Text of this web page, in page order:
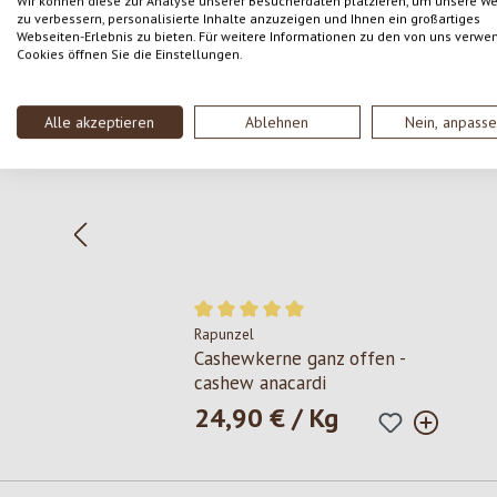
zu verbessern, personalisierte Inhalte anzuzeigen und Ihnen ein großartiges
Webseiten-Erlebnis zu bieten. Für weitere Informationen zu den von uns
Cookies öffnen Sie die Einstellungen.
Alle akzeptieren Ablehnen Nein,
Produktgalerie überspringen
Durchschnittliche Bewertung von 5 von 5
Rapunzel
Cashewkerne ganz offen -
cashew anacardi
Regulärer Preis:
24,90 € / Kg